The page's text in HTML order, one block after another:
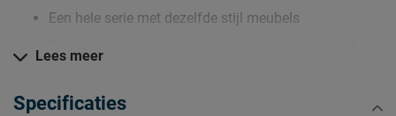
Een hele serie met dezelfde stijl meubels
Zo blijft Babyledikant Kiddy lang mooi (en schoon)
Lees meer
Specificaties